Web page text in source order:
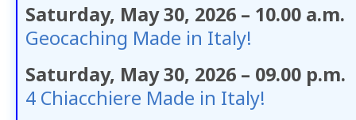
Saturday, May 30, 2026 – 10.00 a.m.
Geocaching Made in Italy!
Saturday, May 30, 2026 – 09.00 p.m.
4 Chiacchiere Made in Italy!